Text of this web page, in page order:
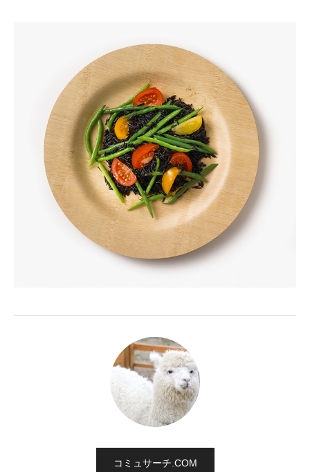
コミュサーチ.COM